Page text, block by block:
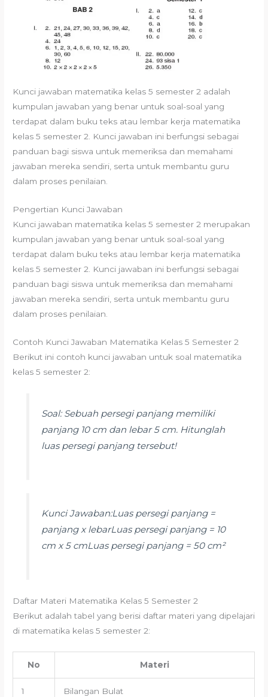
Kunci jawaban matematika kelas 5 semester 2 adalah
kumpulan jawaban yang benar untuk soal-soal yang
terdapat dalam buku teks atau lembar kerja matematika
kelas 5 semester 2. Kunci jawaban ini berfungsi sebagai
panduan bagi siswa untuk memeriksa dan memahami
jawaban mereka sendiri, serta untuk membantu guru
dalam proses penilaian.
Pengertian Kunci Jawaban
Kunci jawaban matematika kelas 5 semester 2 merupakan
kumpulan jawaban yang benar untuk soal-soal yang
terdapat dalam buku teks atau lembar kerja matematika
kelas 5 semester 2. Kunci jawaban ini berfungsi sebagai
panduan bagi siswa untuk memeriksa dan memahami
jawaban mereka sendiri, serta untuk membantu guru
dalam proses penilaian.
Contoh Kunci Jawaban Matematika Kelas 5 Semester 2
Berikut ini contoh kunci jawaban untuk soal matematika
kelas 5 semester 2:
Soal: Sebuah persegi panjang memiliki
panjang 10 cm dan lebar 5 cm. Hitunglah
luas persegi panjang tersebut!
Kunci Jawaban:Luas persegi panjang =
panjang x lebarLuas persegi panjang = 10
cm x 5 cmLuas persegi panjang = 50 cm²
Daftar Materi Matematika Kelas 5 Semester 2
Berikut adalah tabel yang berisi daftar materi yang dipelajari
di matematika kelas 5 semester 2:
No Materi
1 Bilangan Bulat